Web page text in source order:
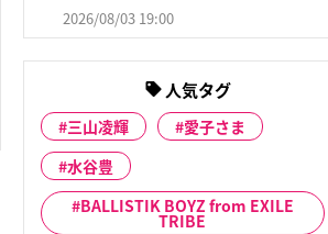
2026/08/03 19:00
人気タグ
三山凌輝
愛子さま
水谷豊
BALLISTIK BOYZ from EXILE
TRIBE